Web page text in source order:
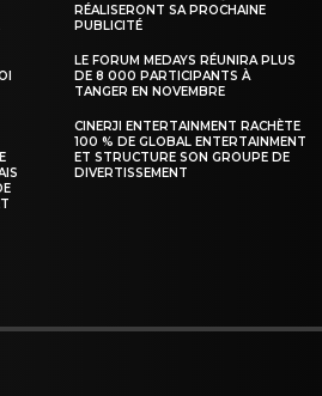
RÉALISERONT SA PROCHAINE
PUBLICITÉ
LE FORUM MEDAYS RÉUNIRA PLUS
DE 8 000 PARTICIPANTS À
TANGER EN NOVEMBRE
CINERJI ENTERTAINMENT RACHÈTE
100 % DE GLOBAL ENTERTAINMENT
ET STRUCTURE SON GROUPE DE
DIVERTISSEMENT